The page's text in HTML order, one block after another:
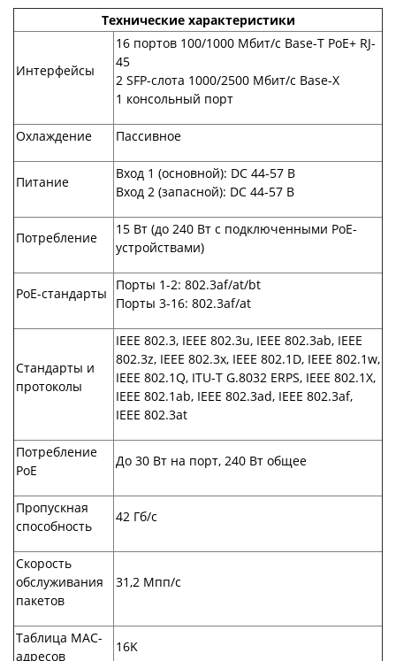
Технические характеристики
Интерфейсы
16 портов 100/1000 Mбит/c Base-T PoE+ RJ-
45
2 SFP-слота 1000/2500 Mбит/c Base-X
1 консольный порт
Охлаждение Пассивное
Питание
Вход 1 (основной): DC 44-57 В
Вход 2 (запасной): DC 44-57 В
Потребление
15 Вт (до 240 Вт с подключенными PoE-
устройствами)
PoE-стандарты
Порты 1-2: 802.3af/at/bt
Порты 3-16: 802.3af/at
Стандарты и
протоколы
IEEE 802.3, IEEE 802.3u, IEEE 802.3ab, IEEE
802.3z, IEEE 802.3x, IEEE 802.1D, IEEE 802.1w,
IEEE 802.1Q, ITU-T G.8032 ERPS, IEEE 802.1X,
IEEE 802.1ab, IEEE 802.3ad, IEEE 802.3af,
IEEE 802.3at
Потребление
PoE
До 30 Вт на порт, 240 Вт общее
Пропускная
способность
42 Гб/с
Скорость
обслуживания
пакетов
31,2 Мпп/c
Таблица MAC-
адресов
16K